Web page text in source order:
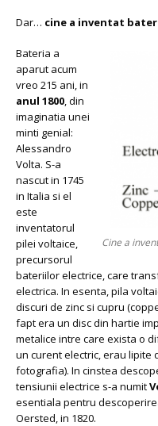
Dar… cine a inventat
Cine a
Bateria a
aparut acum
vreo 215 ani, in
anul 1800, din
imaginatia unei
minti genial:
Alessandro
Volta. S-a
nascut in 1745
in Italia si el
este
inventatorul
pilei voltaice,
precursorul
bateriilor electrice, care
electrica. In esenta, pila
discuri de zinc si cupru
fapt era un disc din hartie
metalice intre care exista o
un curent electric, erau lipite
fotografia). In cinstea
tensiunii electrice s-a numit
esentiala pentru
Oersted, in 1820.